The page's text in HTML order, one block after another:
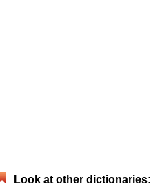
Look at other dictionaries: